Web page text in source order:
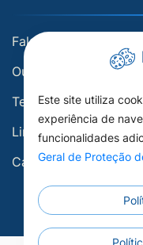
Fale conosco
Ouvidoria
Telefones Úteis
Links Úteis
Carta de Serviços
Este site utiliza
experiência de
funcionalidades
Geral de Proteção